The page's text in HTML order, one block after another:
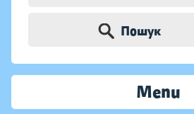
Пошук
Menu